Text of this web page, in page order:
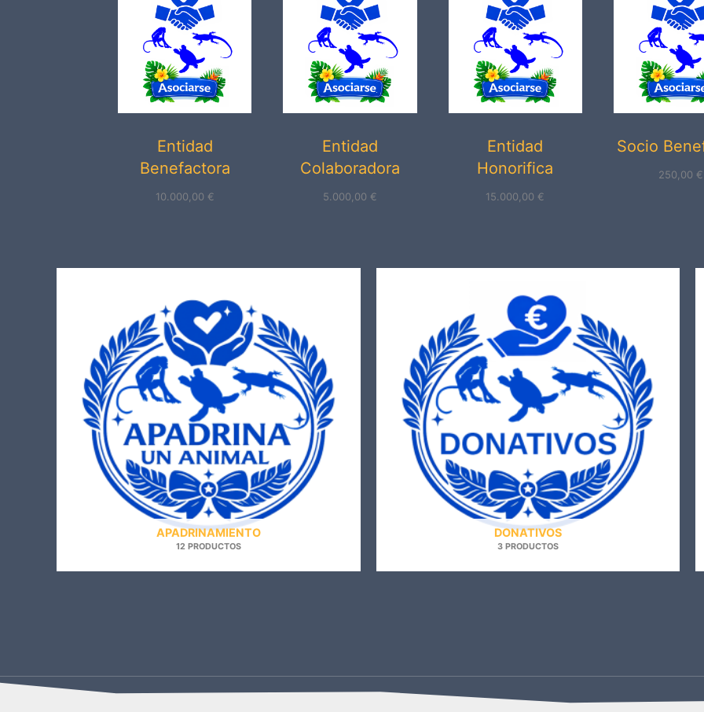
Entidad
Benefactora
10.000,00 €
Entidad
Colaboradora
5.000,00€
Entidad
Honorifica
15.000,00€
Socio
250,00 €
APADRINAMIENTO
12 PRODUCTOS
DONATIVOS
3 PRODUCTOS